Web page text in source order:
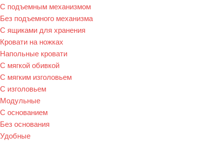
С подъемным механизмом
Без подъемного механизма
С ящиками для хранения
Кровати на ножках
Напольные кровати
С мягкой обивкой
С мягким изголовьем
С изголовьем
Модульные
С основанием
Без основания
Удобные